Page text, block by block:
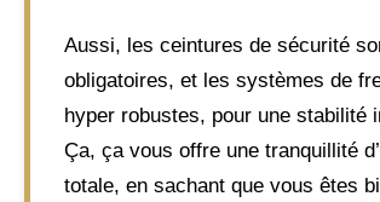
Aussi, les ceintures de sécurité
obligatoires, et les systèmes de
hyper robustes, pour une stabilité
Ça, ça vous offre une tranquillité
totale, en sachant que vous êtes